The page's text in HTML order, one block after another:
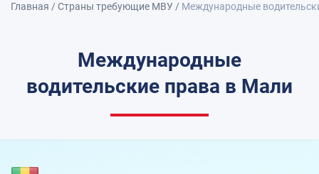
Главная /Страны требующие МВУ / Международные
Международные
водительские права в Мали